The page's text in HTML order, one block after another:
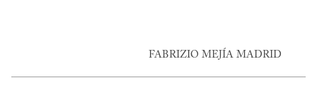
FABRIZIO MEJÍA MADRID